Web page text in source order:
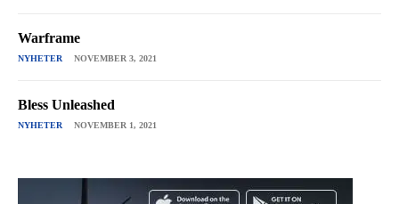
Warframe
NYHETER NOVEMBER 3, 2021
Bless Unleashed
NYHETER NOVEMBER 1, 2021